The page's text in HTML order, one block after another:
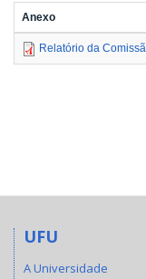
Anexo
Relatório da
UFU
A Universidade